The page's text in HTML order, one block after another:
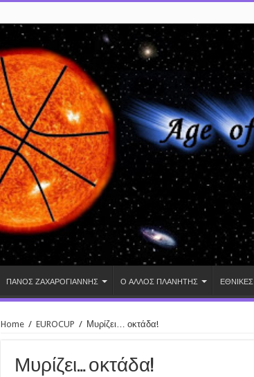
ΠΑΝΟΣ ΖΑΧΑΡΟΓΙΑΝΝΗΣ Ο ΑΛΛΟΣ ΠΛΑΝΗΤΗΣ ΕΘΝΙΚΕΣ
Home / EUROCUP / Μυρίζει… οκτάδα!
Μυρίζει… οκτάδα!